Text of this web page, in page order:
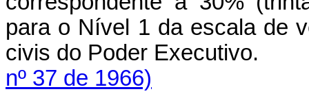
para o Nível 1 da escala de
civis do Poder
nº 37 de 1966)